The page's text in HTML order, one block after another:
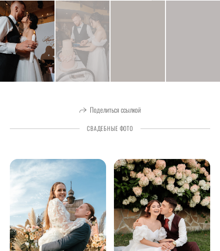
Поделиться ссылкой
СВАДЕБНЫЕ ФОТО